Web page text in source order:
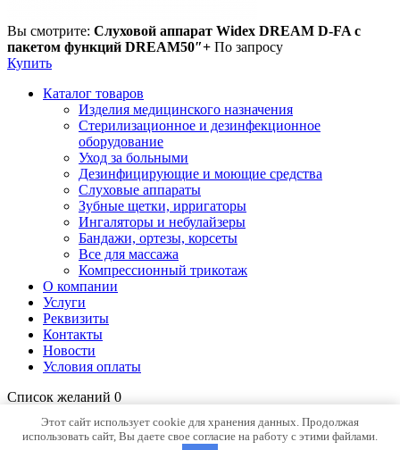
Вы смотрите: Слуховой аппарат Widex DREAM D-FA c
пакетом функций DREAM50″+ По запросу
Купить
Каталог товаров
Изделия медицинского назначения
Стерилизационное и дезинфекционное
оборудование
Уход за больными
Дезинфицирующие и моющие средства
Слуховые аппараты
Зубные щетки, ирригаторы
Ингаляторы и небулайзеры
Бандажи, ортезы, корсеты
Все для массажа
Компрессионный трикотаж
О компании
Услуги
Реквизиты
Контакты
Новости
Условия оплаты
Список желаний 0
Этот сайт использует cookie для хранения данных. Продолжая
использовать сайт, Вы даете свое согласие на работу с этими файлами.